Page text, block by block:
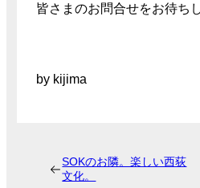
皆さまのお問合せをお待ち
by kijima
SOKのお隣。楽しい西荻
文化。